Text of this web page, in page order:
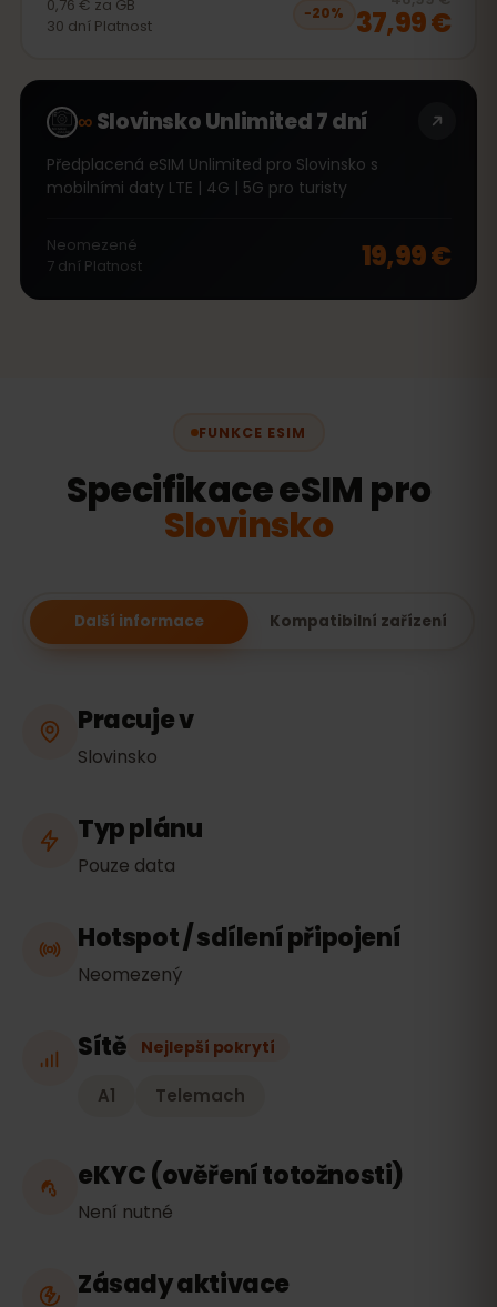
0,76 € za GB
30 dní Platnost
−20% 37,99 €
∞Slovinsko Unlimited 7 dní
Předplacená eSIM Unlimited pro Slovinsko s
mobilními daty LTE | 4G | 5G pro turisty
Neomezené
7 dní Platnost 19,99 €
FUNKCE ESIM
Specifikace eSIM pro
Slovinsko
Další informace Kompatibilní zařízení
Pracuje v
Slovinsko
Typ plánu
Pouze data
Hotspot / sdílení připojení
Neomezený
Sítě Nejlepší pokrytí
A1 Telemach
eKYC (ověření totožnosti)
Není nutné
Zásady aktivace